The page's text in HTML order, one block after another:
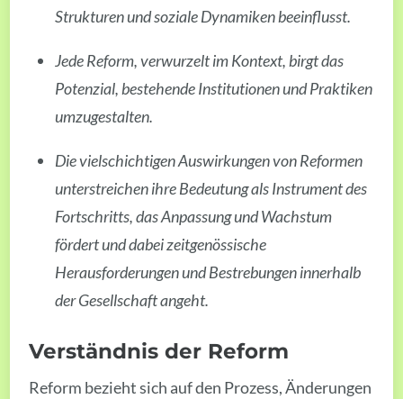
Strukturen und soziale Dynamiken beeinflusst.
Jede Reform, verwurzelt im Kontext, birgt das
Potenzial, bestehende Institutionen und Praktiken
umzugestalten.
Die vielschichtigen Auswirkungen von Reformen
unterstreichen ihre Bedeutung als Instrument des
Fortschritts, das Anpassung und Wachstum
fördert und dabei zeitgenössische
Herausforderungen und Bestrebungen innerhalb
der Gesellschaft angeht.
Verständnis der Reform
Reform bezieht sich auf den Prozess, Änderungen